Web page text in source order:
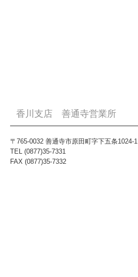
香川支店 善通寺営業所
〒765-0032 善通寺市原田町字下五条1024-1
TEL (0877)35-7331
FAX (0877)35-7332